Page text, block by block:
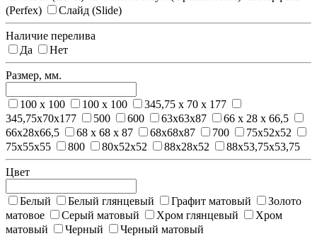
(Perfex)
Слайд (Slide)
Наличие перелива
Да
Нет
Размер, мм.
100 x 100 100 х 100
345,75 x 70 x 177
345,75x70x177
500 600 63x63x87
66 x 28 x 66,5
66x28x66,5
68 x 68 x 87 68x68x87 700
75x52x52
75x55x55
800 80x52x52 88x28x52 88x53,75x53,75
Цвет
Белый Белый глянцевый Графит матовый
Золото
матовое
Серый матовый Хром глянцевый
Хром
матовый
Черный Черный матовый